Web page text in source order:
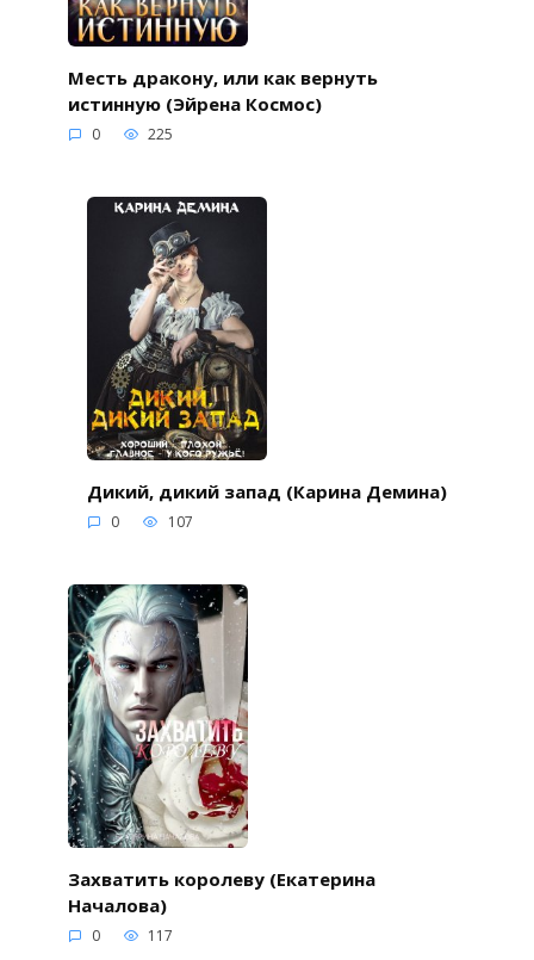
Месть дракону, или как вернуть
истинную (Эйрена Космос)
0 225
Дикий, дикий запад (Карина Демина)
0 107
Захватить королеву (Екатерина
Началова)
0 117